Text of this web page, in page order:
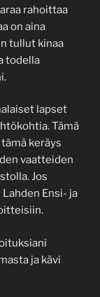
rahoittaa
on aina
tullut kinaa
todella
lapset
Tämä
tämä keräys
vaatteiden
Jos
Ensi- ja
ja kävi